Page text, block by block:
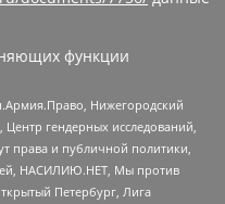
функции
Нижегородский
гендерных исследований,
права и публичной политики,
НАСИЛИЮ.НЕТ, Мы против
Петербург, Лига